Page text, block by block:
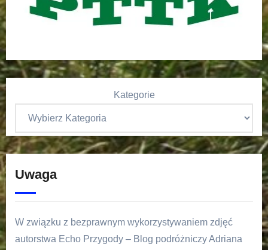
Kategorie
Uwaga
W związku z bezprawnym wykorzystywaniem zdjęć
autorstwa Echo Przygody – Blog podróżniczy Adriana